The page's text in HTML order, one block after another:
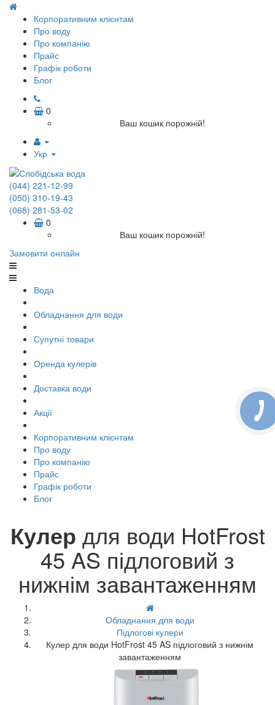
Корпоративним клієнтам
Про воду
Про компанію
Прайс
Графік роботи
Блог
0
Ваш кошик порожній!
Укр
(044) 221-12-99
(050) 310-19-43
(068) 281-53-02
0
Ваш кошик порожній!
Замовити онлайн
Вода
Обладнання для води
Супутні товари
Оренда кулерів
Доставка води
Акції
Корпоративним клієнтам
Про воду
Про компанію
Прайс
Графік роботи
Блог
Кулер для води HotFrost
45 AS підлоговий з
нижнім завантаженням
Обладнання для води
Підлогові кулери
Кулер для води HotFrost 45 AS підлоговий з нижнім
завантаженням